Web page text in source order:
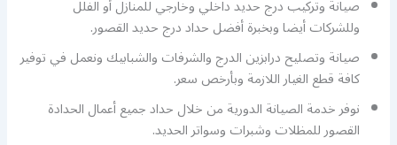
صيانة وتركيب درج حديد داخلي وخارجي للمنازل أو الفلل
وللشركات أيضا وبخبرة أفضل حداد درج حديد القصور.
صيانة وتصليح درابزين الدرج والشرفات والشبابيك ونعمل في توفير
كافة قطع الغيار اللازمة وبأرخص سعر.
نوفر خدمة الصيانة الدورية من خلال حداد جميع أعمال الحدادة
القصور للمظلات وشبرات وسواتر الحديد.